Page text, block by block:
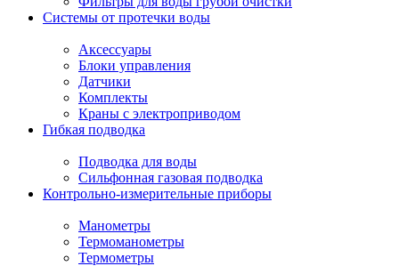
Системы от протечки воды
Аксессуары
Блоки управления
Датчики
Комплекты
Краны с электроприводом
Гибкая подводка
Подводка для воды
Сильфонная газовая подводка
Контрольно-измерительные приборы
Манометры
Термоманометры
Термометры